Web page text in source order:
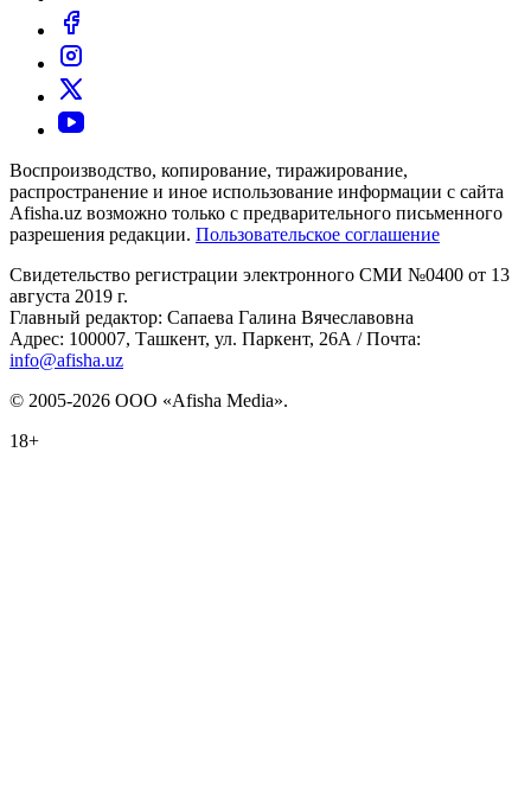
Воспроизводство, копирование, тиражирование,
распространение и иное использование информации с сайта
Afisha.uz возможно только с предварительного письменного
разрешения редакции. Пользовательское соглашение
Свидетельство регистрации электронного СМИ №0400 от 13
августа 2019 г.
Главный редактор: Сапаева Галина Вячеславовна
Адрес: 100007, Ташкент, ул. Паркент, 26А / Почта:
info@afisha.uz
© 2005-2026 ООО «Afisha Media».
18+